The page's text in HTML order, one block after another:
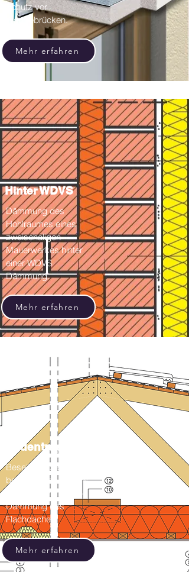
Schutz vor
Wärmebrücken.
Mehr erfahren
Hinter WDVS
Dämmung des
Hohlraumes eines
zweischaligen
Mauerwerkes hinter
einer WDVS
Dämmung.
Mehr erfahren
Bodentreppen
Beseitigung eines
bedeutenden Faktors
für Wärmeverluste –
Dämmung des
Flachdaches.
Mehr erfahren